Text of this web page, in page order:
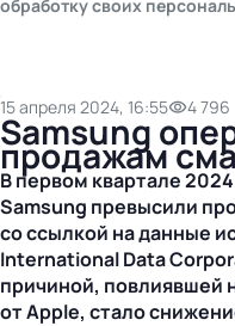
обработку своих
15 апреля 2024, 16:55 4 796
Samsung
продажам
В первом квартале
Samsung превысили
со ссылкой на данные
International Data
причиной, повлиявшей
от Apple, стало